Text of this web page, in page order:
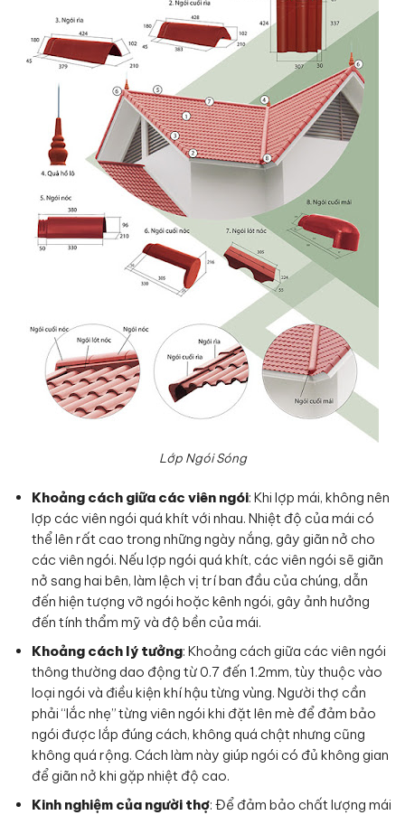
Lớp Ngói Sóng
Khoảng cách giữa các viên ngói: Khi lợp mái, không nên
lợp các viên ngói quá khít với nhau. Nhiệt độ của mái có
thể lên rất cao trong những ngày nắng, gây giãn nở cho
các viên ngói. Nếu lợp ngói quá khít, các viên ngói sẽ giãn
nở sang hai bên, làm lệch vị trí ban đầu của chúng, dẫn
đến hiện tượng vỡ ngói hoặc kênh ngói, gây ảnh hưởng
đến tính thẩm mỹ và độ bền của mái.
Khoảng cách lý tưởng: Khoảng cách giữa các viên ngói
thông thường dao động từ 0.7 đến 1.2mm, tùy thuộc vào
loại ngói và điều kiện khí hậu từng vùng. Người thợ cần
phải “lắc nhẹ” từng viên ngói khi đặt lên mè để đảm bảo
ngói được lắp đúng cách, không quá chật nhưng cũng
không quá rộng. Cách làm này giúp ngói có đủ không gian
để giãn nở khi gặp nhiệt độ cao.
Kinh nghiệm của người thợ: Để đảm bảo chất lượng mái